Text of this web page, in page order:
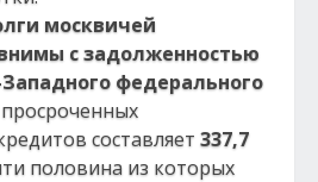
москвичей
с задолженностью
федерального
составляет 337,7
половина из которых